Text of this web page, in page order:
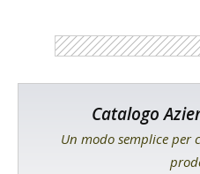
Catalogo
Un modo semplice per